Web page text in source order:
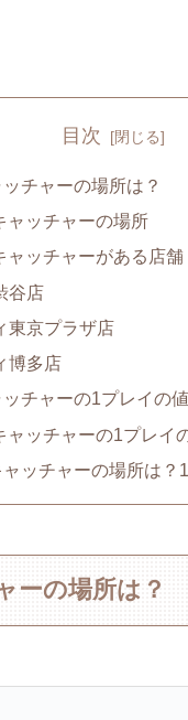
目次
チャーの場所は？
ャッチャーの場所
ャッチャーがある店舗
谷店
東京プラザ店
博多店
チャーの1プレイの
ャッチャーの1プレイ
ャッチャーの場所は
ーの場所は？